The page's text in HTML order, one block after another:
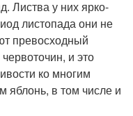
Листва у них ярко-
листопада они не
превосходный
и это
ко многим
яблонь, в том числе и